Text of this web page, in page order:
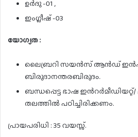
ഉർദു -01 ,
ഇംഗ്ലീഷ് -03
യോഗ്യത :
ലൈബ്രറി സയൻസ് ആൻഡ്
ബിരുദാനന്തരബിരുദം.
ബന്ധപ്പെട്ട ഭാഷ ഇൻറർമീഡിയറ്റ്/
തലത്തിൽ പഠിച്ചിരിക്കണം.
പ്രായപരിധി : 35 വയസ്സ്.